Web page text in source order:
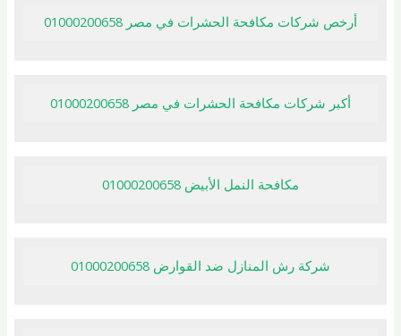
أرخص شركات مكافحة الحشرات في مصر 01000200658
أكبر شركات مكافحة الحشرات في مصر 01000200658
مكافحة النمل الأبيض 01000200658
شركة رش المنازل ضد القوارض 01000200658